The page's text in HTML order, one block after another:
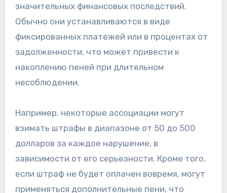
значительных финансовых последствий.
Обычно они устанавливаются в виде
фиксированных платежей или в процентах от
задолженности, что может привести к
накоплению пеней при длительном
несоблюдении.
Например, некоторые ассоциации могут
взимать штрафы в диапазоне от 50 до 500
долларов за каждое нарушение, в
зависимости от его серьезности. Кроме того,
если штраф не будет оплачен вовремя, могут
применяться дополнительные пени, что